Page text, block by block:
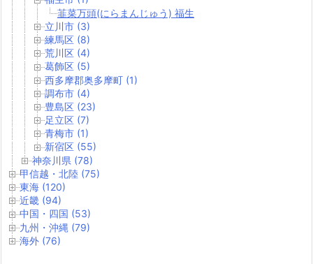
韮菜万頭(にらまんじゅう) 福生
立川市 (3)
練馬区 (8)
荒川区 (4)
葛飾区 (5)
西多摩郡奥多摩町 (1)
調布市 (4)
豊島区 (23)
足立区 (7)
青梅市 (1)
新宿区 (55)
神奈川県 (78)
甲信越・北陸 (75)
東海 (120)
近畿 (94)
中国・四国 (53)
九州・沖縄 (79)
海外 (76)